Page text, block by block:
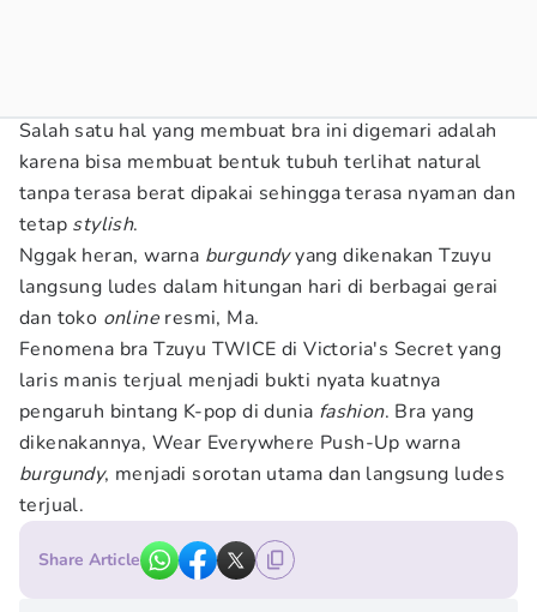
Salah satu hal yang membuat bra ini digemari adalah
karena bisa membuat bentuk tubuh terlihat natural
tanpa terasa berat dipakai sehingga terasa nyaman dan
tetap stylish.
Nggak heran, warna burgundyyang dikenakan Tzuyu
langsung ludes dalam hitungan hari di berbagai gerai
dan toko online resmi, Ma.
Fenomena bra Tzuyu TWICE di Victoria's Secret yang
laris manis terjual menjadi bukti nyata kuatnya
pengaruh bintang K-pop di dunia fashion. Bra yang
dikenakannya, Wear Everywhere Push-Up warna
burgundy, menjadi sorotan utama dan langsung ludes
terjual.
Share Article